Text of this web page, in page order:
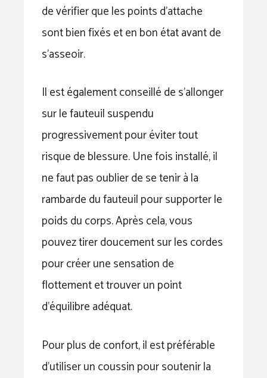
de vérifier que les points d’attache
sont bien fixés et en bon état avant de
s’asseoir.
Il est également conseillé de s’allonger
sur le fauteuil suspendu
progressivement pour éviter tout
risque de blessure. Une fois installé, il
ne faut pas oublier de se tenir à la
rambarde du fauteuil pour supporter le
poids du corps. Après cela, vous
pouvez tirer doucement sur les cordes
pour créer une sensation de
flottement et trouver un point
d’équilibre adéquat.
Pour plus de confort, il est préférable
d’utiliser un coussin pour soutenir la